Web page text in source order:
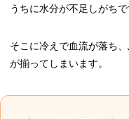
うちに水分が不足しがちで
そこに冷えで血流が落ち
が揃ってしまいます。